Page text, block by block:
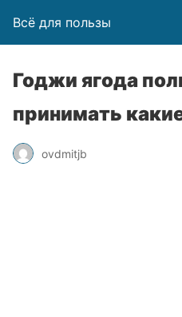
Всё для пользы
Годжи ягода
принимать
ovdmitjb